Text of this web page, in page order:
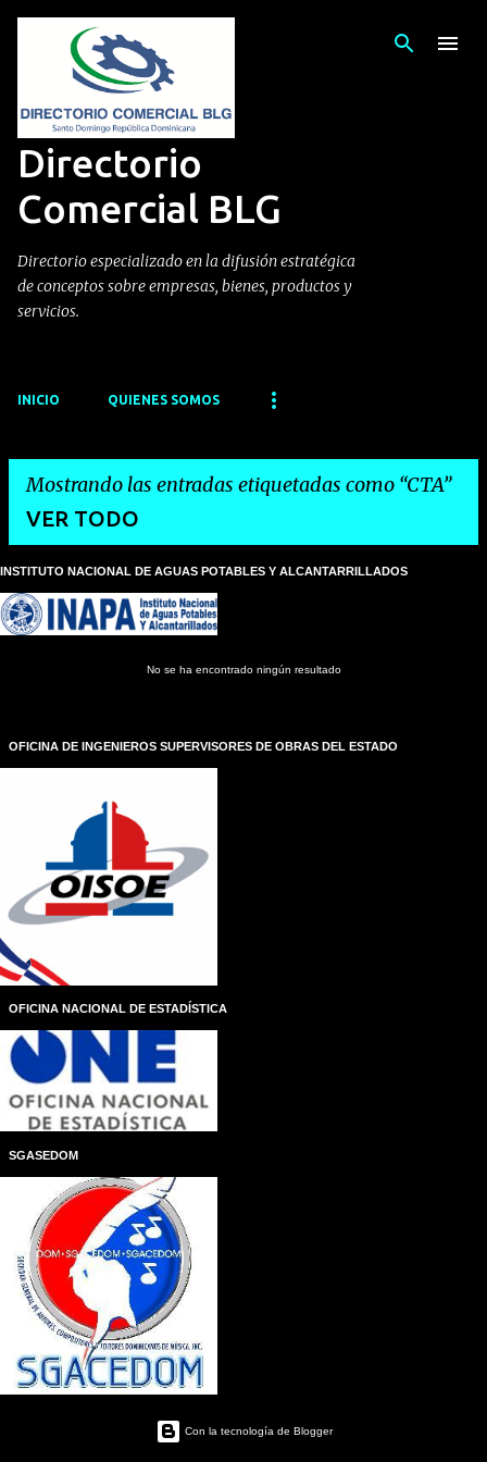
Directorio
Comercial BLG
Directorio especializado en la difusión estratégica
de conceptos sobre empresas, bienes, productos y
servicios.
INICIO QUIENES SOMOS
Mostrando las entradas etiquetadas como CTA
VER TODO
n
t
r
INSTITUTO NACIONAL DE AGUAS POTABLES Y ALCANTARRILLADOS
No se ha encontrado ningún resultado
OFICINA DE INGENIEROS SUPERVISORES DE OBRAS DEL ESTADO
OFICINA NACIONAL DE ESTADÍSTICA
SGASEDOM
Con la tecnología de Blogger